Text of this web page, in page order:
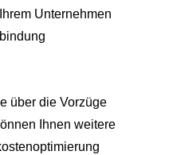
Unternehmen
über die Vorzüge
Ihnen weitere